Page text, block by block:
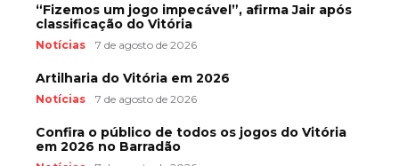
“Fizemos um jogo impecável”, afirma Jair após
classificação do Vitória
Notícias 7 de agosto de 2026
Artilharia do Vitória em 2026
Notícias 7 de agosto de 2026
Confira o público de todos os jogos do Vitória
em 2026 no Barradão